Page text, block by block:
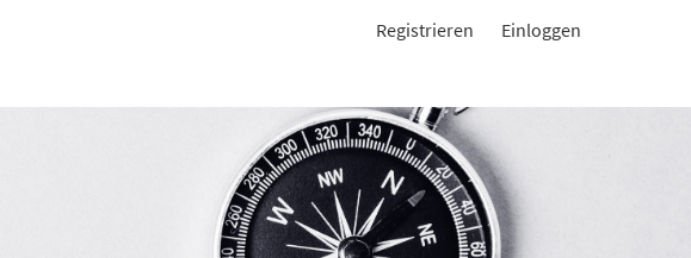
Registrieren Einloggen